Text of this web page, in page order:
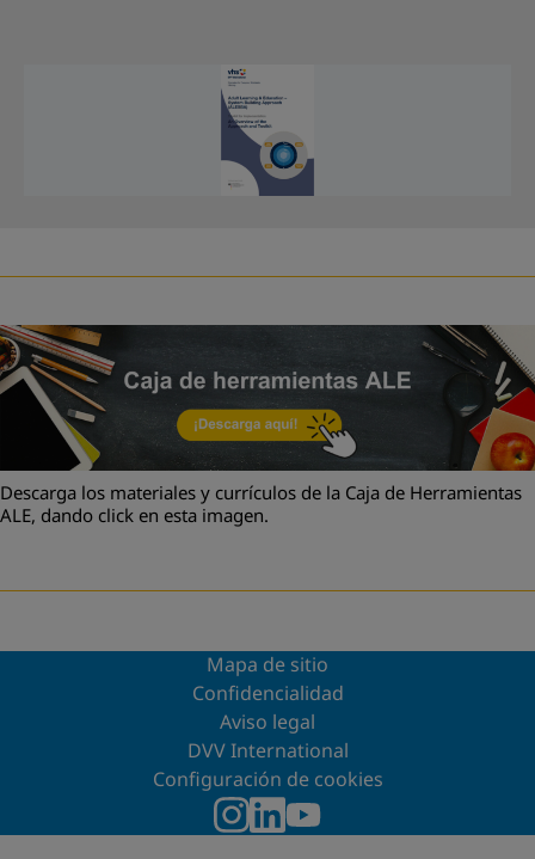
Descarga los materiales y currículos de la Caja de Herramientas
ALE, dando click en esta imagen.
Mapa de sitio
Confidencialidad
Aviso legal
DVV International
Configuración de cookies